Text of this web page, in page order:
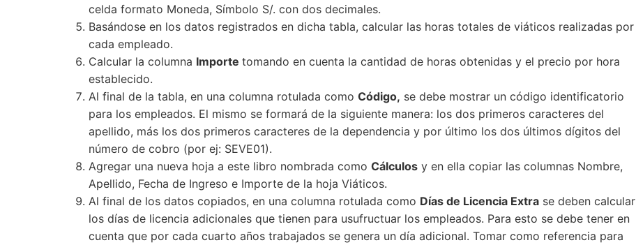
celda formato Moneda, Símbolo S/. con dos decimales.
Basándose en los datos registrados en dicha tabla, calcular las horas totales de viáticos realizadas por
cada empleado.
Calcular la columna Importe tomando en cuenta la cantidad de horas obtenidas y el precio por hora
establecido.
Al final de la tabla, en una columna rotulada como Código, se debe mostrar un código identificatorio
para los empleados. El mismo se formará de la siguiente manera: los dos primeros caracteres del
apellido, más los dos primeros caracteres de la dependencia y por último los dos últimos dígitos del
número de cobro (por ej: SEVE01).
Agregar una nueva hoja a este libro nombrada como Cálculos y en ella copiar las columnas Nombre,
Apellido, Fecha de Ingreso e Importe de la hoja Viáticos.
Al final de los datos copiados, en una columna rotulada como Días de Licencia Extra se deben calcular
los días de licencia adicionales que tienen para usufructuar los empleados. Para esto se debe tener en
cuenta que por cada cuarto años trabajados se genera un día adicional. Tomar como referencia para